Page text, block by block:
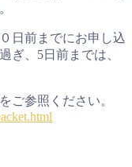
日前までにお申し込
ぎ、5日前までは、
ご参照ください。